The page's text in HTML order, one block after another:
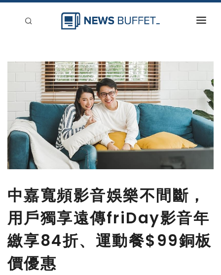
新聞稿分類
登入
刊登
中嘉寬頻影音娛樂不間斷，
用戶獨享遠傳friDay影音年
繳享84折、運動餐$99銅板
價優惠